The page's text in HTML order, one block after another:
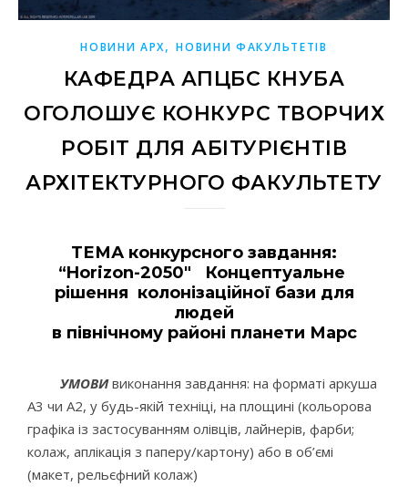
НОВИНИ АРХ,НОВИНИ ФАКУЛЬТЕТІВ
КАФЕДРА АПЦБС КНУБА
ОГОЛОШУЄ КОНКУРС ТВОРЧИХ
РОБІТ ДЛЯ АБІТУРІЄНТІВ
АРХІТЕКТУРНОГО ФАКУЛЬТЕТУ
ТЕМА конкурсного завдання:
“Horizon-2050″ Концептуальне
рішення колонізаційної бази для
людей
в північному районі планети Марс
УМОВИвиконання завдання: на форматі аркуша
А3 чи А2, у будь-якій техніці, на площині (кольорова
графіка із застосуванням олівців, лайнерів, фарби;
колаж, аплікація з паперу/картону) або в об’ємі
(макет, рельєфний колаж)